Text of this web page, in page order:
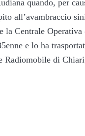
quando, per
all’avambraccio
la Centrale
e lo ha
di